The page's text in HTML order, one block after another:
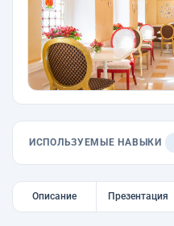
ИСПОЛЬЗУЕМЫЕ НАВЫКИ
Описание Презентация